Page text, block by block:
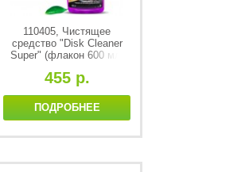
110405, Чистящее
средство "Disk Cleaner
Super" (флакон 600 мл)
455 р.
ПОДРОБНЕЕ